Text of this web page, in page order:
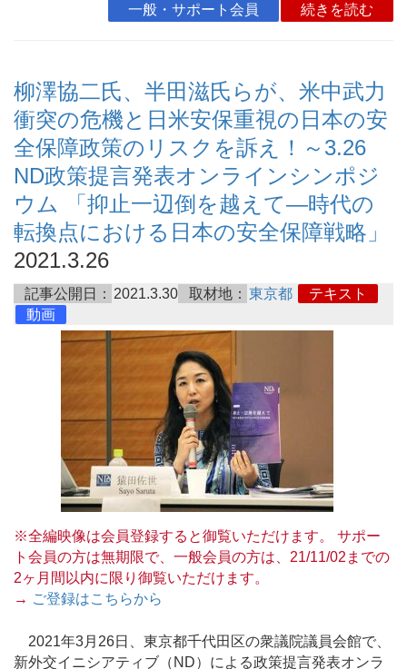
一般・サポート会員 続きを読む
柳澤協二氏、半田滋氏らが、米中武力
衝突の危機と日米安保重視の日本の安
全保障政策のリスクを訴え！～3.26
ND政策提言発表オンラインシンポジ
ウム 「抑止一辺倒を越えて―時代の
転換点における日本の安全保障戦略」
2021.3.26
記事公開日： 2021.3.30 取材地： 東京都
テキスト
動画
※全編映像は会員登録すると御覧いただけます。 サポー
ト会員の方は無期限で、一般会員の方は、21/11/02までの
2ヶ月間以内に限り御覧いただけます。
→ ご登録はこちらから
2021年3月26日、東京都千代田区の衆議院議員会館で、
新外交イニシアティブ（ND）による政策提言発表オンラ